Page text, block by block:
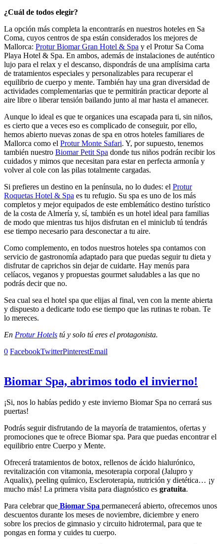
¿Cuál de todos elegir?
La opción más completa la encontrarás en nuestros hoteles en Sa
Coma, cuyos centros de spa están considerados los mejores de
Mallorca: Protur Biomar Gran Hotel & Spa y el Protur Sa Coma
Playa Hotel & Spa. En ambos, además de instalaciones de auténtico
lujo para el relax y el descanso, dispondrás de una amplísima carta
de tratamientos especiales y personalizables para recuperar el
equilibrio de cuerpo y mente. También hay una gran diversidad de
actividades complementarias que te permitirán practicar deporte al
aire libre o liberar tensión bailando junto al mar hasta el amanecer.
Aunque lo ideal es que te organices una escapada para ti, sin niños,
es cierto que a veces eso es complicado de conseguir, por ello,
hemos abierto nuevas zonas de spa en otros hoteles familiares de
Mallorca como el Protur Monte Safari. Y, por supuesto, tenemos
también nuestro Biomar Petit Spa donde tus niños podrán recibir los
cuidados y mimos que necesitan para estar en perfecta armonía y
volver al cole con las pilas totalmente cargadas.
Si prefieres un destino en la península, no lo dudes: el Protur
Roquetas Hotel & Spa es tu refugio. Su spa es uno de los más
completos y mejor equipados de este emblemático destino turístico
de la costa de Almería y, sí, también es un hotel ideal para familias
de modo que mientras tus hijos disfrutan en el miniclub tú tendrás
ese tiempo necesario para desconectar a tu aire.
Como complemento, en todos nuestros hoteles spa contamos con
servicio de gastronomía adaptado para que puedas seguir tu dieta y
disfrutar de caprichos sin dejar de cuidarte. Hay menús para
celíacos, veganos y propuestas gourmet saludables a las que no
podrás decir que no.
Sea cual sea el hotel spa que elijas al final, ven con la mente abierta
y dispuesto a dedicarte todo ese tiempo que las rutinas te roban. Te
lo mereces.
En Protur Hotels tú y solo tú eres el protagonista.
0 FacebookTwitterPinterestEmail
Biomar Spa, abrimos todo el invierno!
¡Si, nos lo habías pedido y este invierno Biomar Spa no cerrará sus
puertas!
Podrás seguir disfrutando de la mayoría de tratamientos, ofertas y
promociones que te ofrece Biomar spa. Para que puedas encontrar el
equilibrio entre Cuerpo y Mente.
Ofrecerá tratamientos de botox, rellenos de ácido hialurónico,
revitalización con vitamonia, mesoterapia corporal (Jalupro y
Aqualix), peeling químico, Escleroterapia, nutrición y dietética… ¡y
mucho más! La primera visita para diagnóstico es gratuita.
Para celebrar que Biomar Spa permanecerá abierto, ofrecemos unos
descuentos durante los meses de noviembre, diciembre y enero
sobre los precios de gimnasio y circuito hidrotermal, para que te
pongas en forma y cuides tu cuerpo.